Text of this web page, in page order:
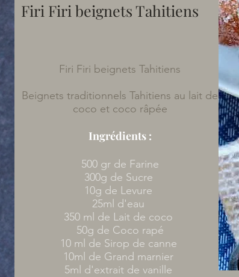
Firi Firi beignets Tahitiens
Firi Firi beignets Tahitiens
Beignets traditionnels Tahitiens au lait de
coco et coco râpée
Ingrédients :
500 gr de Farine
300g de Sucre
10g de Levure
25ml d'eau
350 ml de Lait de coco
50g de Coco rapé
10 ml de Sirop de canne
10ml de Grand marnier
5ml d'extrait de vanille